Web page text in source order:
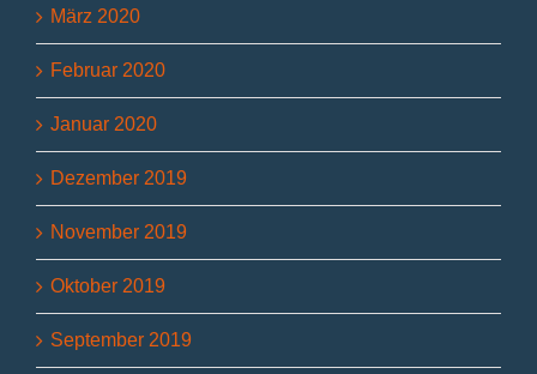
März 2020
Februar 2020
Januar 2020
Dezember 2019
November 2019
Oktober 2019
September 2019